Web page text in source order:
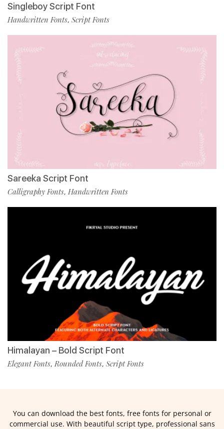
Singleboy Script Font
Handwritten Fonts, Script Fonts
Sareeka Script Font
Calligraphy Fonts, Handwritten Fonts
Himalayan – Bold Script Font
Elegant Fonts, Rounded Fonts, Script Fonts
You can download the best fonts, free fonts for personal or
commercial use. With beautiful script type, professional sans